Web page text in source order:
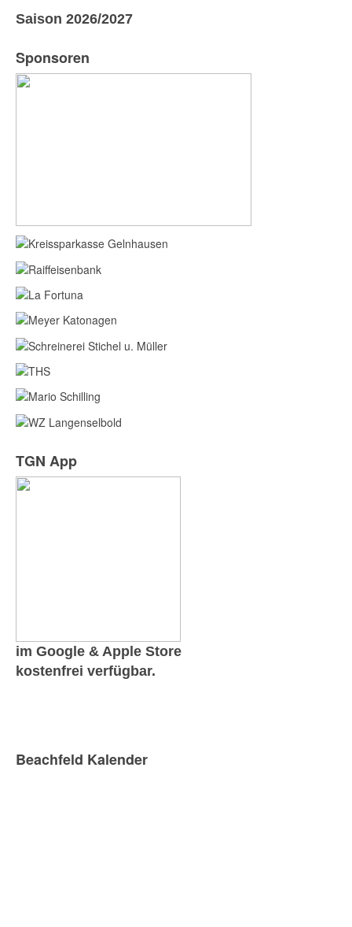
Saison 2026/2027
Sponsoren
TGN App
im Google & Apple Store
kostenfrei verfügbar.
Beachfeld Kalender